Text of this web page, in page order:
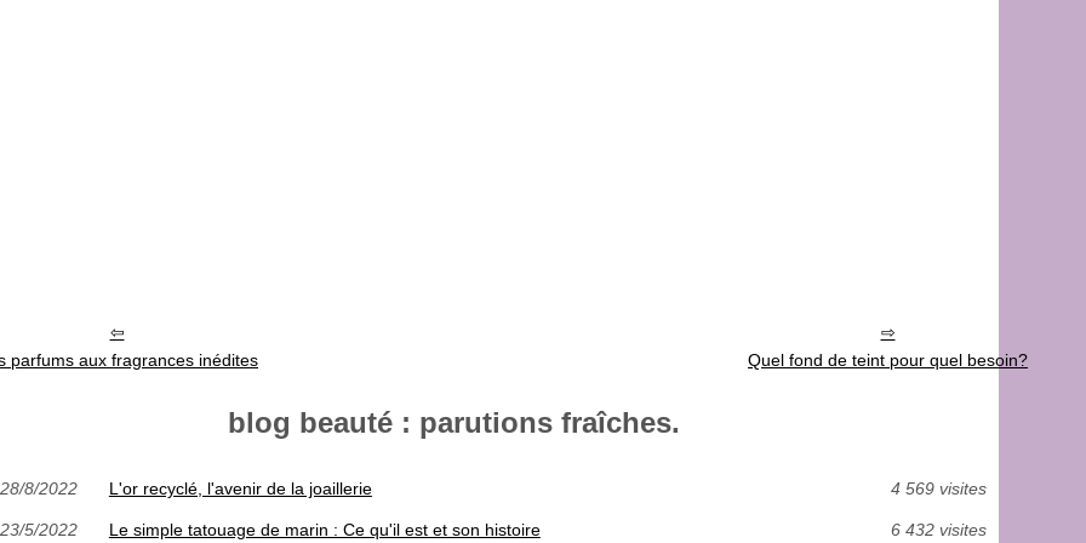
parfums aux fragrances inédites Quel fond de teint pour quel besoin?
blog beauté : parutions fraîches.
28/8/2022 L'or recyclé, l'avenir de la joaillerie 4 569 visites
23/5/2022 Le simple tatouage de marin : Ce qu'il est et son histoire 6 432 visites